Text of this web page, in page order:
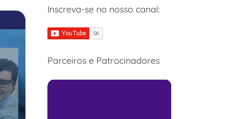
Inscreva-se no nosso canal:
Parceiros e Patrocinadores